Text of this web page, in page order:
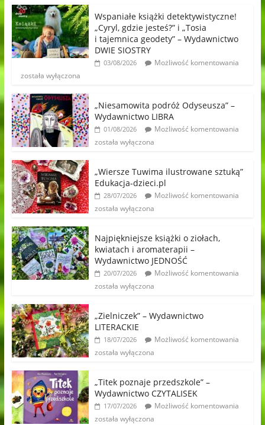
Wspaniałe książki detektywistyczne!
„Cyryl, gdzie jesteś?” i „Tosia
i tajemnica geodety” – Wydawnictwo
DWIE SIOSTRY
03/08/2026
Możliwość komentowania
została wyłączona
„Niesamowita podróż Odyseusza” –
Wydawnictwo LIBRA
01/08/2026
Możliwość komentowania
została wyłączona
„Wiersze Tuwima ilustrowane sztuką”
Edukacja-dzieci.pl
28/07/2026
Możliwość komentowania
została wyłączona
Najpiękniejsze książki o ziołach,
kwiatach i aromaterapii –
Wydawnictwo JEDNOŚĆ
20/07/2026
Możliwość komentowania
została wyłączona
„Zielniczek” – Wydawnictwo
LITERACKIE
18/07/2026
Możliwość komentowania
została wyłączona
„Titek poznaje przedszkole” –
Wydawnictwo CZYTALISEK
17/07/2026
Możliwość komentowania
została wyłączona